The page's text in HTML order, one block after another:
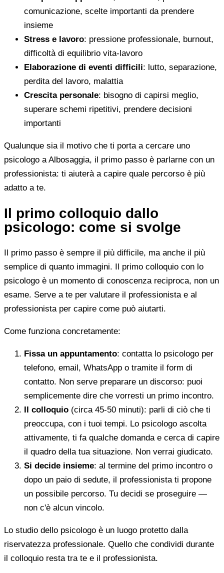
comunicazione, scelte importanti da prendere
insieme
Stress e lavoro: pressione professionale, burnout,
difficoltà di equilibrio vita-lavoro
Elaborazione di eventi difficili: lutto, separazione,
perdita del lavoro, malattia
Crescita personale: bisogno di capirsi meglio,
superare schemi ripetitivi, prendere decisioni
importanti
Qualunque sia il motivo che ti porta a cercare uno
psicologo a Albosaggia, il primo passo è parlarne con un
professionista: ti aiuterà a capire quale percorso è più
adatto a te.
Il primo colloquio dallo
psicologo: come si svolge
Il primo passo è sempre il più difficile, ma anche il più
semplice di quanto immagini. Il primo colloquio con lo
psicologo è un momento di conoscenza reciproca, non un
esame. Serve a te per valutare il professionista e al
professionista per capire come può aiutarti.
Come funziona concretamente:
Fissa un appuntamento: contatta lo psicologo per
telefono, email, WhatsApp o tramite il form di
contatto. Non serve preparare un discorso: puoi
semplicemente dire che vorresti un primo incontro.
Il colloquio (circa 45-50 minuti): parli di ciò che ti
preoccupa, con i tuoi tempi. Lo psicologo ascolta
attivamente, ti fa qualche domanda e cerca di capire
il quadro della tua situazione. Non verrai giudicato.
Si decide insieme: al termine del primo incontro o
dopo un paio di sedute, il professionista ti propone
un possibile percorso. Tu decidi se proseguire —
non c'è alcun vincolo.
Lo studio dello psicologo è un luogo protetto dalla
riservatezza professionale. Quello che condividi durante
il colloquio resta tra te e il professionista.